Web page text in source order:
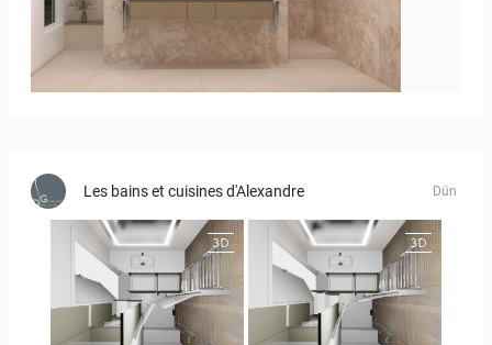
Les bains et cuisines d'Alexandre Dün